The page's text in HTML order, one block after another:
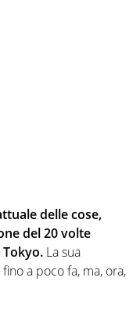
delle cose,
del 20 volte
La sua
a poco fa, ma, ora,